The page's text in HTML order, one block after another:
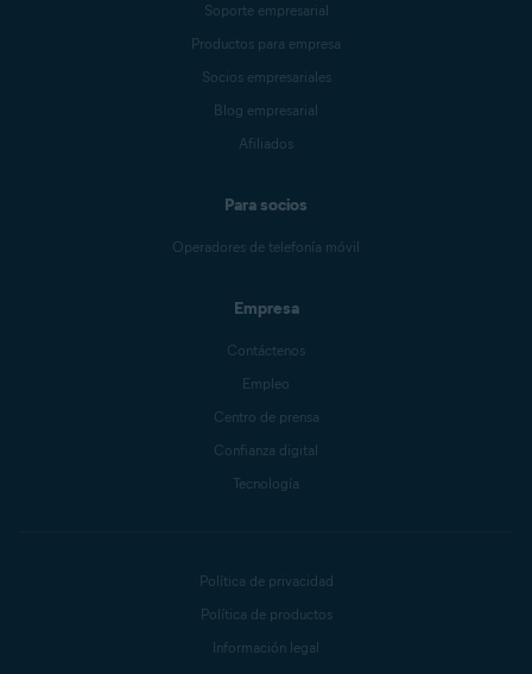
Soporte empresarial
Productos para empresa
Socios empresariales
Blog empresarial
Afiliados
Para socios
Operadores de telefonía móvil
Empresa
Contáctenos
Empleo
Centro de prensa
Confianza digital
Tecnología
Política de privacidad
Política de productos
Información legal